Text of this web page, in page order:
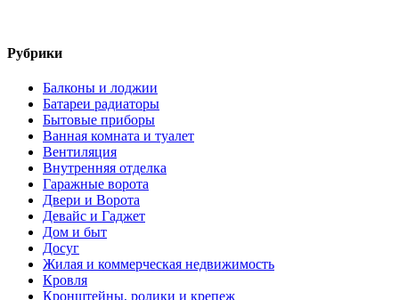
Рубрики
Балконы и лоджии
Батареи радиаторы‎
Бытовые приборы
Ванная комната и туалет
Вентиляция
Внутренняя отделка
Гаражные ворота
Двери и Ворота
Девайс и Гаджет
Дом и быт
Досуг
Жилая и коммерческая недвижимость
Кровля
Кронштейны, ролики и крепеж